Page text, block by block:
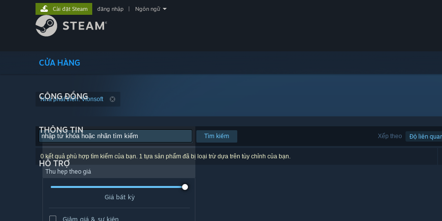
CỬA HÀNG
CỘNG ĐỒNG
THÔNG TIN
HỖ TRỢ
Cài đặt Steam đăng nhập Ngôn ngữ
Nhà phát triển: Vionsoft
Xếp theo Độ liên
Tìm kiếm
0 kết quả phù hợp tìm kiếm của bạn. 1 tựa sản phẩm đã bị loại trừ dựa trên tùy chỉnh của bạn.
Thu hẹp theo giá
Giá bất kỳ
Giảm giá & sự kiện